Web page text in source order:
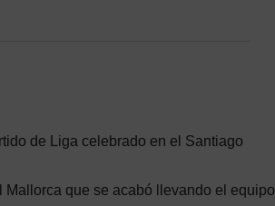
de Liga celebrado en el Santiago
que se acabó llevando el equipo